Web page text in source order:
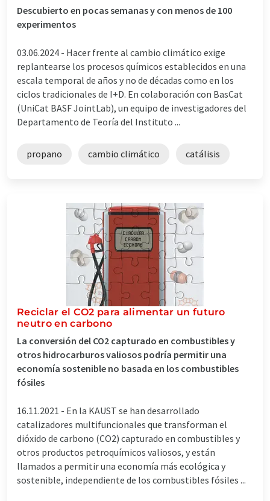
Descubierto en pocas semanas y con menos de 100
experimentos
03.06.2024 - Hacer frente al cambio climático exige
replantearse los procesos químicos establecidos en una
escala temporal de años y no de décadas como en los
ciclos tradicionales de I+D. En colaboración con BasCat
(UniCat BASF JointLab), un equipo de investigadores del
Departamento de Teoría del Instituto ...
propano cambio climático catálisis
Reciclar el CO2 para alimentar un futuro
neutro en carbono
La conversión del CO2 capturado en combustibles y
otros hidrocarburos valiosos podría permitir una
economía sostenible no basada en los combustibles
fósiles
16.11.2021 - En la KAUST se han desarrollado
catalizadores multifuncionales que transforman el
dióxido de carbono (CO2) capturado en combustibles y
otros productos petroquímicos valiosos, y están
llamados a permitir una economía más ecológica y
sostenible, independiente de los combustibles fósiles ...